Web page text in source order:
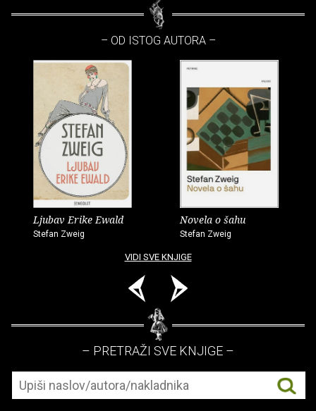
– OD ISTOG AUTORA –
Ljubav Erike Ewald
Stefan Zweig
Novela o šahu
Stefan Zweig
VIDI SVE KNJIGE
– PRETRAŽI SVE KNJIGE –